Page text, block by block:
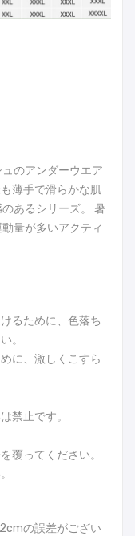
のアンダーウエア
薄手で滑らかな肌
あるシリーズ。 暑
量が多いアクティ
るために、色落ち
。
に、激しくこすら
禁止です。
覆ってください。
の誤差がござい